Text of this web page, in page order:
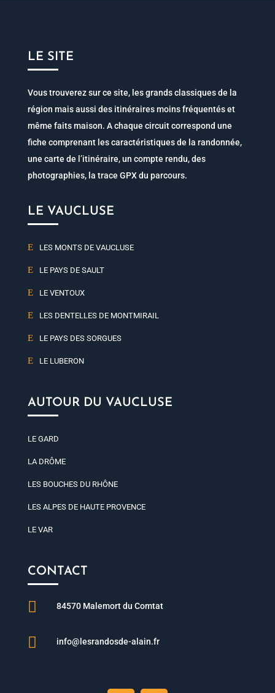
LE SITE
Vous trouverez sur ce site, les grands classiques de la
région mais aussi des itinéraires moins fréquentés et
même faits maison. A chaque circuit correspond une
fiche comprenant les caractéristiques de la randonnée,
une carte de l’itinéraire, un compte rendu, des
photographies, la trace GPX du parcours.
LE VAUCLUSE
LES MONTS DE VAUCLUSE
LE PAYS DE SAULT
LE VENTOUX
LES DENTELLES DE MONTMIRAIL
LE PAYS DES SORGUES
LE LUBERON
AUTOUR DU VAUCLUSE
LE GARD
LA DRÔME
LES BOUCHES DU RHÔNE
LES ALPES DE HAUTE PROVENCE
LE VAR
CONTACT
 84570 Malemort du Comtat
 info@lesrandosde-alain.fr